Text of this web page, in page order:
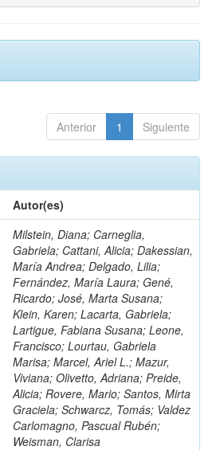
Anterior 1 Siguiente
Autor(es)
Milstein, Diana; Carneglia,
Gabriela; Cattani, Alicia; Dakessian,
María Andrea; Delgado, Lilia;
Fernández, María Laura; Gené,
Ricardo; José, Marta Susana;
Klein, Karen; Lacarta, Gabriela;
Lartigue, Fabiana Susana; Leone,
Francisco; Lourtau, Gabriela
Marisa; Marcel, Ariel L.; Mazur,
Viviana; Olivetto, Adriana; Preide,
Alicia; Rovere, Mario; Santos, Mirta
Graciela; Schwarcz, Tomás; Valdez
Carlomagno, Pascual Rubén;
Weisman, Clarisa